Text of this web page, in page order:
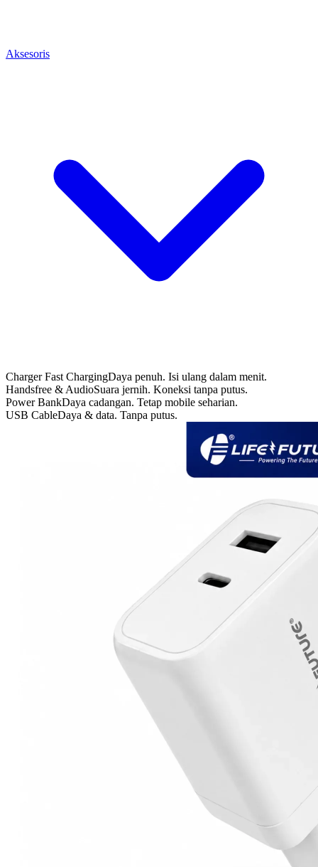
Aksesoris
Charger Fast ChargingDaya penuh. Isi ulang dalam menit.
Handsfree & AudioSuara jernih. Koneksi tanpa putus.
Power BankDaya cadangan. Tetap mobile seharian.
USB CableDaya & data. Tanpa putus.